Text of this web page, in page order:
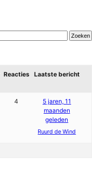
Reacties Laatste bericht
4
5 jaren, 11
maanden
geleden
Ruurd de Wind